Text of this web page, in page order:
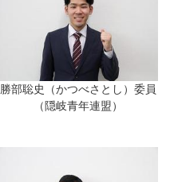
勝部聡史（かつべさとし）委員
（隠岐青年連盟）